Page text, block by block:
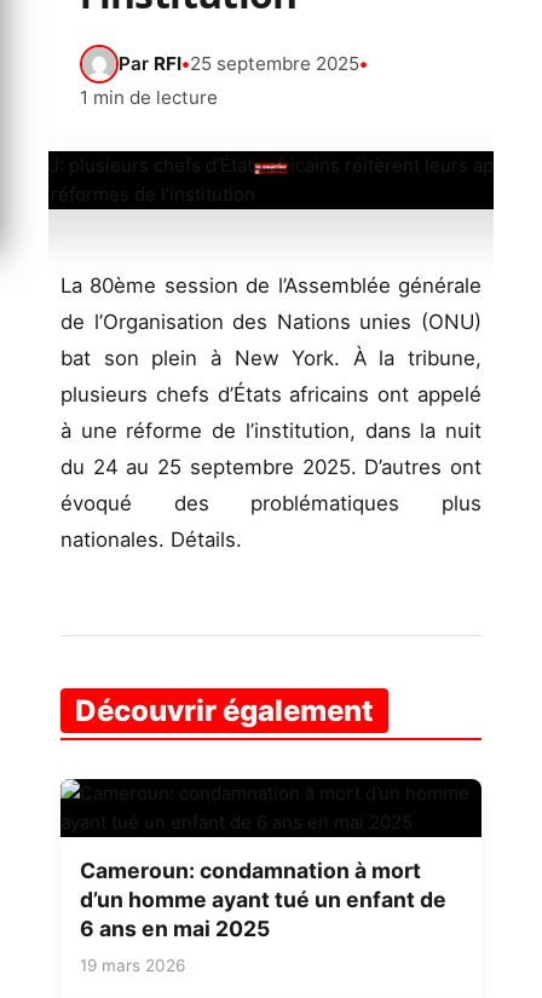
Par RFI•25 septembre 2025•
1 min de lecture
La 80ème session de l’Assemblée générale
de l’Organisation des Nations unies (ONU)
bat son plein à New York. À la tribune,
plusieurs chefs d’États africains ont appelé
à une réforme de l’institution, dans la nuit
du 24 au 25 septembre 2025. D’autres ont
évoqué des problématiques plus
nationales. Détails.
Découvrir également
Cameroun: condamnation à mort
d’un homme ayant tué un enfant de
6 ans en mai 2025
19 mars 2026